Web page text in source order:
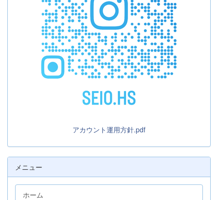
アカウント運用方針.pdf
メニュー
ホーム